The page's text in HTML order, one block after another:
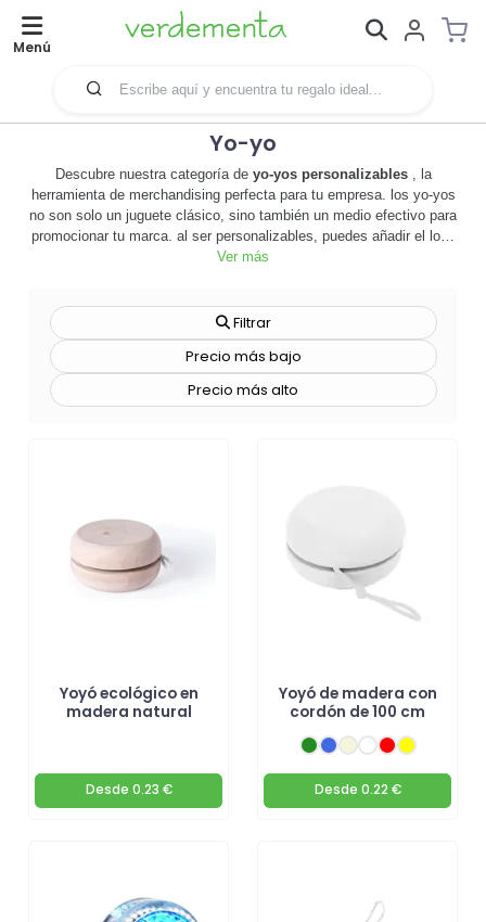
Menú
Yo-yo
Descubre nuestra categoría de yo-yos personalizables, la
herramienta de merchandising perfecta para tu empresa. los yo-yos
no son solo un juguete clásico, sino también un medio efectivo para
promocionar tu marca. al ser personalizables, puedes añadir el logo
de tu empresa, un eslogan o cualquier diseño que desees,
excepcional y una larga durabilidad. son ideales para eventos
corporativos, ferias comerciales o como regalos para clientes.
además, al ser un producto tan versátil, son adecuados para todas
las edades, lo que amplía enormemente su alcance. al elegir
nuestros yo-yos personalizables, no solo estás adquiriendo un
personaliza tu yo-yo ahora!
Ver más
Filtrar
Precio más bajo
Precio más alto
Yoyó ecológico en
madera natural
Desde 0.23 €
Yoyó de madera con
cordón de 100 cm
Desde 0.22 €